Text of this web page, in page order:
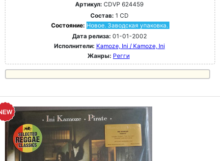
Артикул: CDVP 624459
Состав: 1 CD
Состояние: Новое. Заводская упаковка.
Дата релиза: 01-01-2002
Исполнители: Kamoze, Ini / Kamoze, Ini
Жанры: Регги